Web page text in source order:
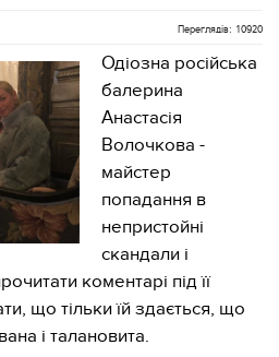
Переглядів: 10920
Одіозна російська
балерина
Анастасія
Волочкова -
майстер
попадання в
непристойні
скандали і
коментарі під її
що тільки їй здається, що
і талановита.